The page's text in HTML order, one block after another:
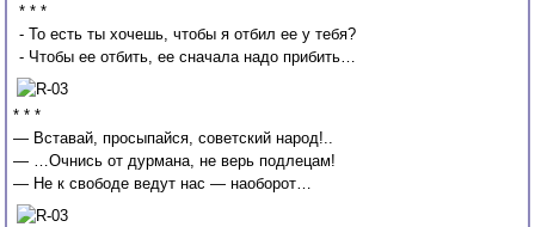
* * *
- То есть ты хочешь, чтобы я отбил ее у тебя?
- Чтобы ее отбить, ее сначала надо прибить…
* * *
— Вставай, просыпайся, советский народ!..
— …Очнись от дурмана, не верь подлецам!
— Не к свободе ведут нас — наоборот…